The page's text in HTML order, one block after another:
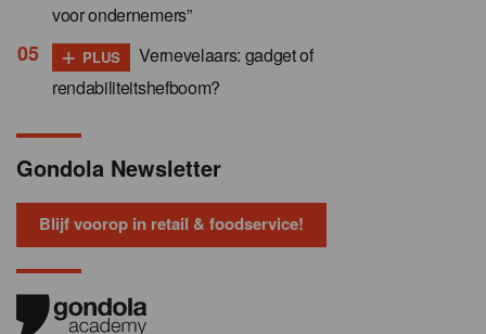
voor ondernemers”
+ PLUS
Vernevelaars: gadget of
rendabiliteitshefboom?
Gondola Newsletter
Blijf voorop in retail & foodservice!